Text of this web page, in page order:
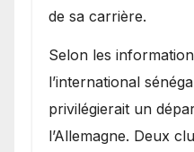
de sa carrière.
Selon les
l’international
privilégierait un
l’Allemagne. Deux